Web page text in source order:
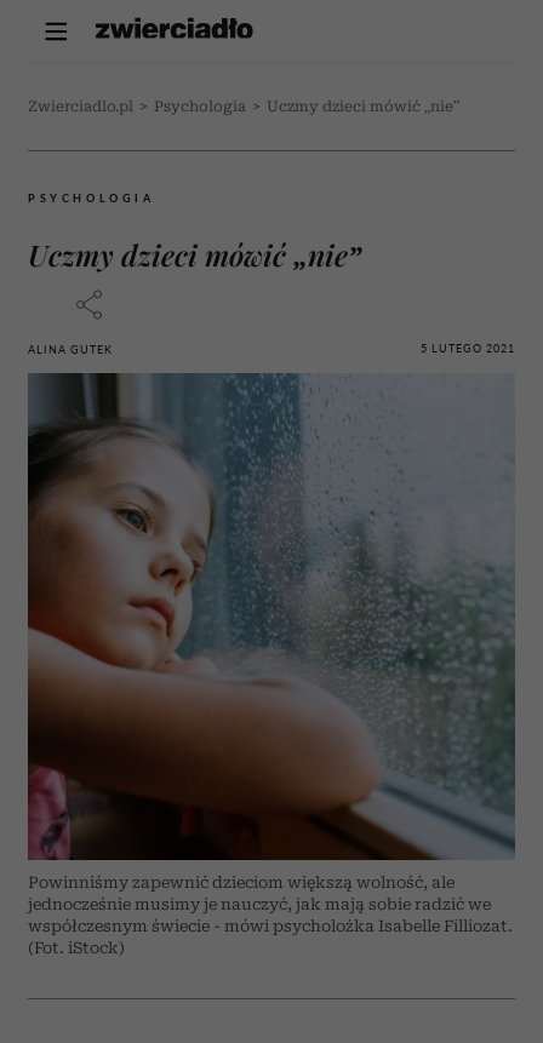
Zwierciadlo.pl > Psychologia > Uczmy dzieci mówić „nie”
PSYCHOLOGIA
Uczmy dzieci mówić „nie”
ALINA GUTEK 5 LUTEGO 2021
Powinniśmy zapewnić dzieciom większą wolność, ale
jednocześnie musimy je nauczyć, jak mają sobie radzić we
współczesnym świecie - mówi psycholożka Isabelle Filliozat.
(Fot. iStock)